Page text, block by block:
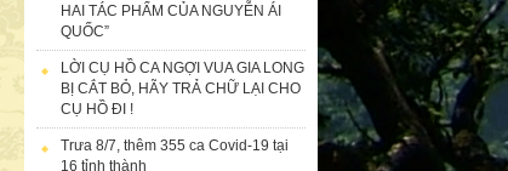
HAI TÁC PHẨM CỦA NGUYỄN ÁI
QUỐC”
LỜI CỤ HỒ CA NGỢI VUA GIA LONG
BỊ CẮT BỎ, HÃY TRẢ CHỮ LẠI CHO
CỤ HỒ ĐI !
Trưa 8/7, thêm 355 ca Covid-19 tại
16 tỉnh thành